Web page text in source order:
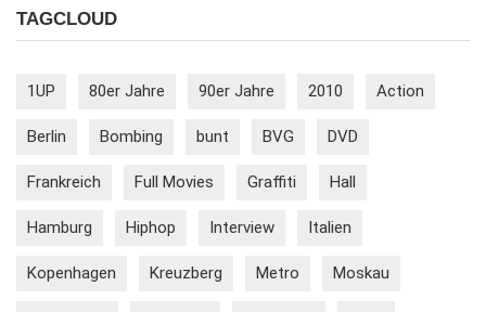
TAGCLOUD
1UP 80er Jahre 90er Jahre 2010 Action
Berlin Bombing bunt BVG DVD
Frankreich Full Movies Graffiti Hall
Hamburg Hiphop Interview Italien
Kopenhagen Kreuzberg Metro Moskau